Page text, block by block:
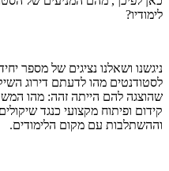
לימודיו?
ניגשנו ושאלנו נציגים של מספר
לסטודנטים מהו לדעתם דירוג
שהוצגה להם הייתה זהה: מהו
קידום ופיתוח מקצועי כנגד
וההשתלבות עם מקום הלימודים.